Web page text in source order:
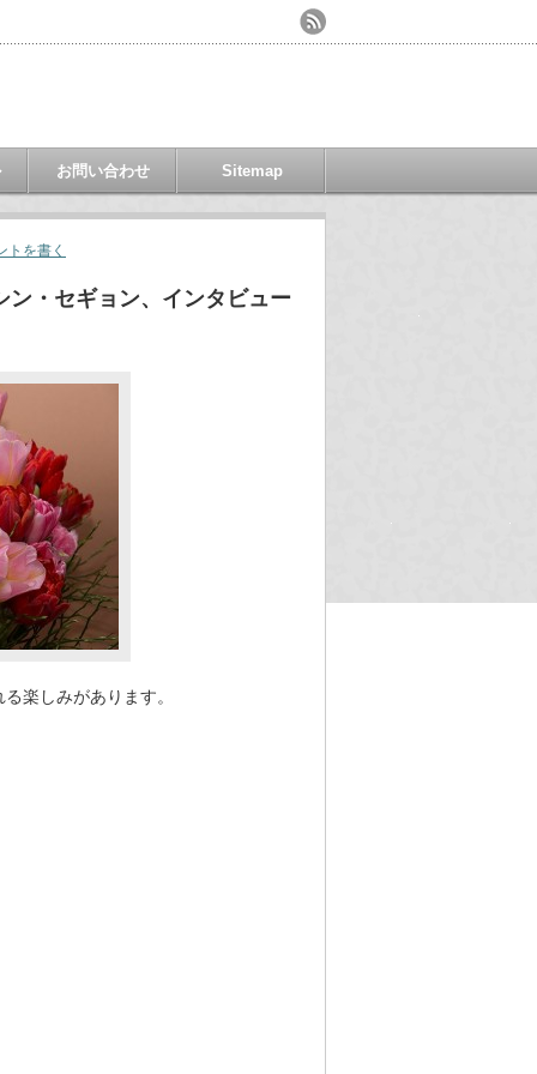
お問い合わせ Sitemap
トを書く
ン・セギョン、インタビュー
楽しみがあります。